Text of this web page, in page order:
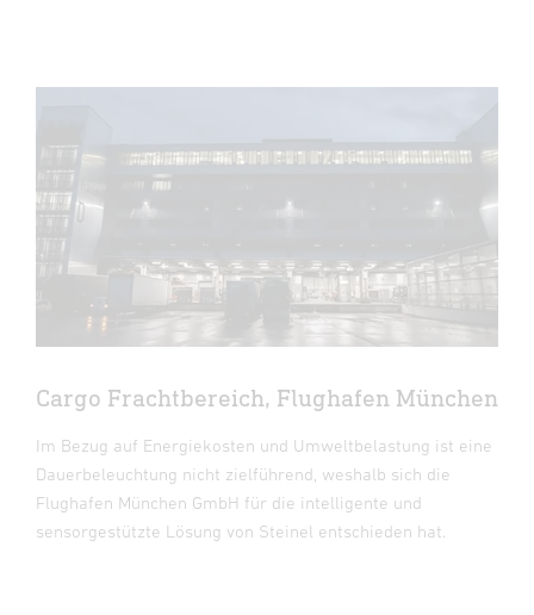
Cargo Frachtbereich, Flughafen München
Im Bezug auf Energiekosten und Umweltbelastung ist eine
Dauerbeleuchtung nicht zielführend, weshalb sich die
Flughafen München GmbH für die intelligente und
sensorgestützte Lösung von Steinel entschieden hat.